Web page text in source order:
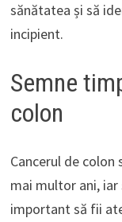
sănătatea și să
incipient.
Semne
colon
Cancerul de colon
mai multor ani,
important să fii